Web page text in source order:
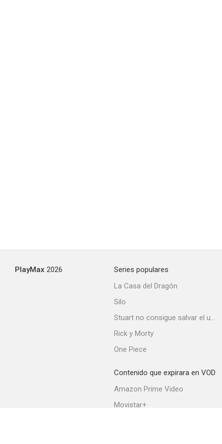
PlayMax 2026
Series populares
La Casa del Dragón
Silo
Stuart no consigue salvar el universo
Rick y Morty
One Piece
Contenido que expirara en VOD
Amazon Prime Video
Movistar+